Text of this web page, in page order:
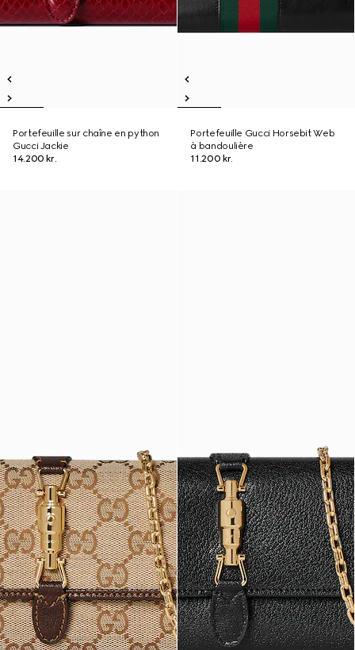
Portefeuille sur chaîne en python
Gucci Jackie
14.200 kr.
Portefeuille Gucci Horsebit Web
à bandoulière
11.200 kr.